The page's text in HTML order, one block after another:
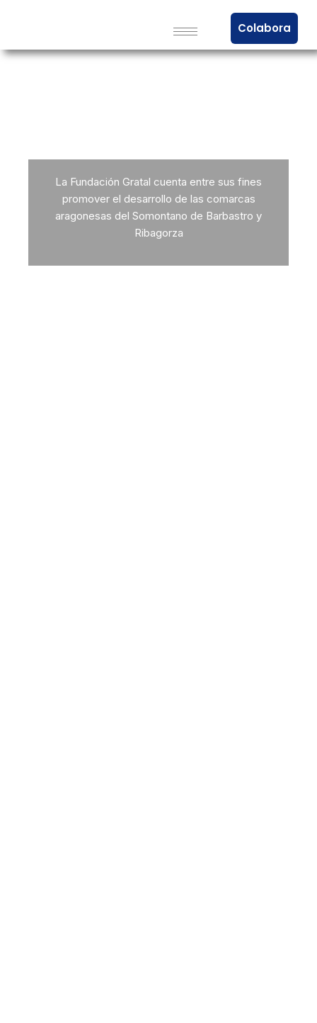
Colabora
La Fundación Gratal cuenta entre sus fines
promover el desarrollo de las comarcas
aragonesas del Somontano de Barbastro y
Ribagorza